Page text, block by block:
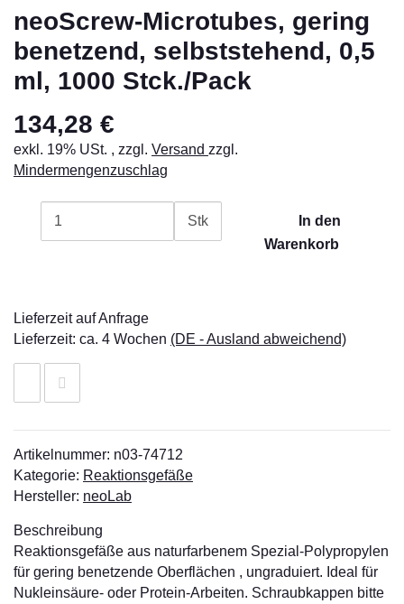
neoScrew-Microtubes, gering
benetzend, selbststehend, 0,5
ml, 1000 Stck./Pack
134,28 €
exkl. 19% USt. , zzgl. Versand zzgl.
Mindermengenzuschlag
Stk
In den
Warenkorb
Lieferzeit auf Anfrage
Lieferzeit: ca. 4 Wochen (DE - Ausland abweichend)
Artikelnummer: n03-74712
Kategorie: Reaktionsgefäße
Hersteller: neoLab
Beschreibung
Reaktionsgefäße aus naturfarbenem Spezial-Polypropylen
für gering benetzende Oberflächen , ungraduiert. Ideal für
Nukleinsäure- oder Protein-Arbeiten. Schraubkappen bitte